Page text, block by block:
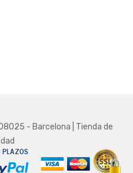
- Barcelona | Tienda de